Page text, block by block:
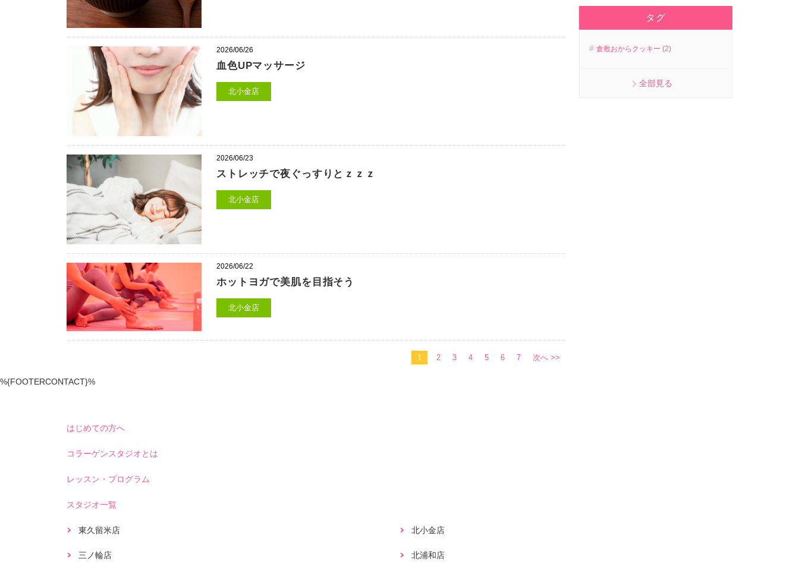
2026/06/26
血色UPマッサージ
北小金店
2026/06/23
ストレッチで夜ぐっすりとｚｚｚ
北小金店
2026/06/22
ホットヨガで美肌を目指そう
北小金店
1 2 3 4 5 6 7 次へ >>
タグ
倉敷おからクッキー (2)
全部見る
%{FOOTERCONTACT}%
はじめての方へ
コラーゲンスタジオとは
レッスン・プログラム
スタジオ一覧
東久留米店 北小金店
三ノ輪店 北浦和店